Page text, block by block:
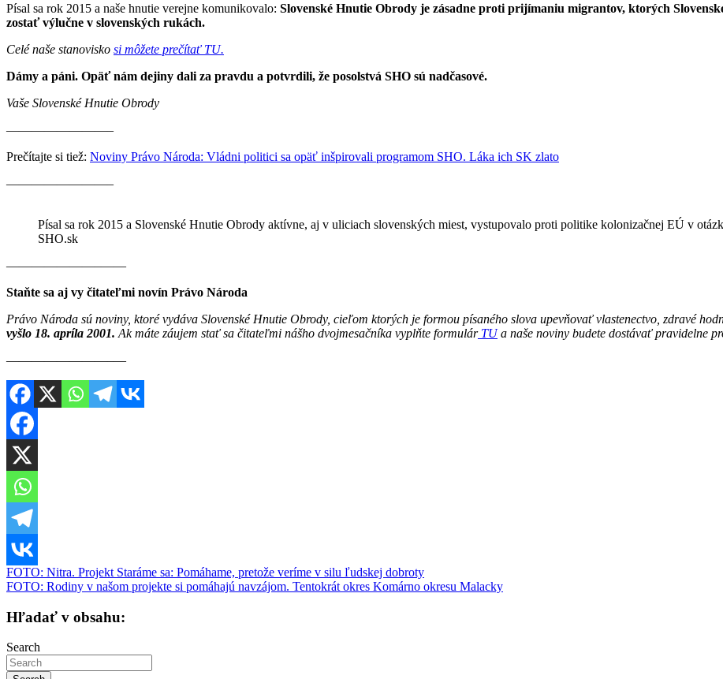
Písal sa rok 2015 a naše hnutie verejne komunikovalo: Slovenské Hnutie Obrody je zásadne proti prijímaniu migrantov, ktorých
zostať výlučne v slovenských rukách.
Celé naše stanovisko si môžete prečítať TU.
Dámy a páni. Opäť nám dejiny dali za pravdu a potvrdili, že posolstvá SHO sú nadčasové.
Vaše Slovenské Hnutie Obrody
————————–
Prečítajte si tiež: Noviny Právo Národa: Vládni politici sa opäť inšpirovali programom SHO. Láka ich SK zlato
————————–
Písal sa rok 2015 a Slovenské Hnutie Obrody aktívne, aj v uliciach slovenských miest, vystupovalo proti politike kolonizačnej EÚ v
SHO.sk
———————–——
Staňte sa aj vy čitateľmi novín Právo Národa
Právo Národa sú noviny, ktoré vydáva Slovenské Hnutie Obrody, cieľom ktorých je formou písaného slova upevňovať vlastenectvo, zdravé
vyšlo 18. apríla 2001. Ak máte záujem stať sa čitateľmi nášho dvojmesačníka vyplňte formulárTUa naše noviny budete dostávať pravidelne
————————–—
Navigácia
v
článku
FOTO: Nitra. Projekt Staráme sa: Pomáhame, pretože veríme v silu ľudskej dobroty
FOTO: Rodiny v našom projekte si pomáhajú navzájom. Tentokrát okres Komárno okresu Malacky
Hľadať v obsahu:
Search